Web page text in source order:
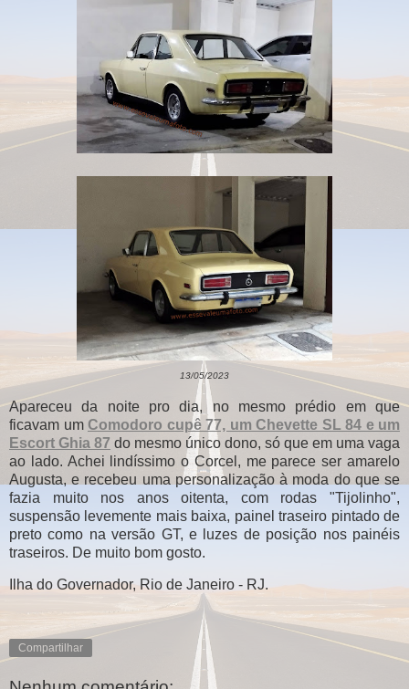
13/05/2023
Apareceu da noite pro dia, no mesmo prédio em que
ficavam um Comodoro cupê 77, um Chevette SL 84 e um
Escort Ghia 87 do mesmo único dono, só que em uma vaga
ao lado. Achei lindíssimo o Corcel, me parece ser amarelo
Augusta, e recebeu uma personalização à moda do que se
fazia muito nos anos oitenta, com rodas "Tijolinho",
suspensão levemente mais baixa, painel traseiro pintado de
preto como na versão GT, e luzes de posição nos painéis
traseiros. De muito bom gosto.
Ilha do Governador, Rio de Janeiro - RJ.
Compartilhar